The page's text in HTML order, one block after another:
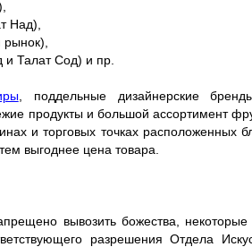
Над),
и Талат Сод) и пр.
, поддельные дизайнерские
продукты и большой ассортимент
и торговых точках расположенных
выгоднее цена товара.
вывозить божества,
разрешения Отдела